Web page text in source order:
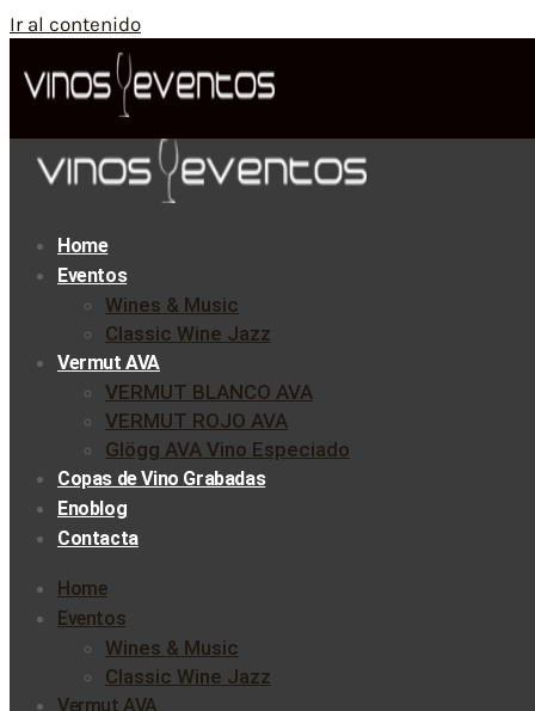
Ir al contenido
Home
Eventos
Wines & Music
Classic Wine Jazz
Vermut AVA
VERMUT BLANCO AVA
VERMUT ROJO AVA
Glögg AVA Vino Especiado
Copas de Vino Grabadas
Enoblog
Contacta
Home
Eventos
Wines & Music
Classic Wine Jazz
Vermut AVA